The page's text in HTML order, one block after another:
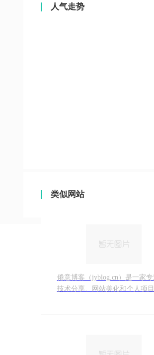
人气走势
类似网站
倦意博客（jyblog.cn）是一家
技术分享、网站美化和个人项